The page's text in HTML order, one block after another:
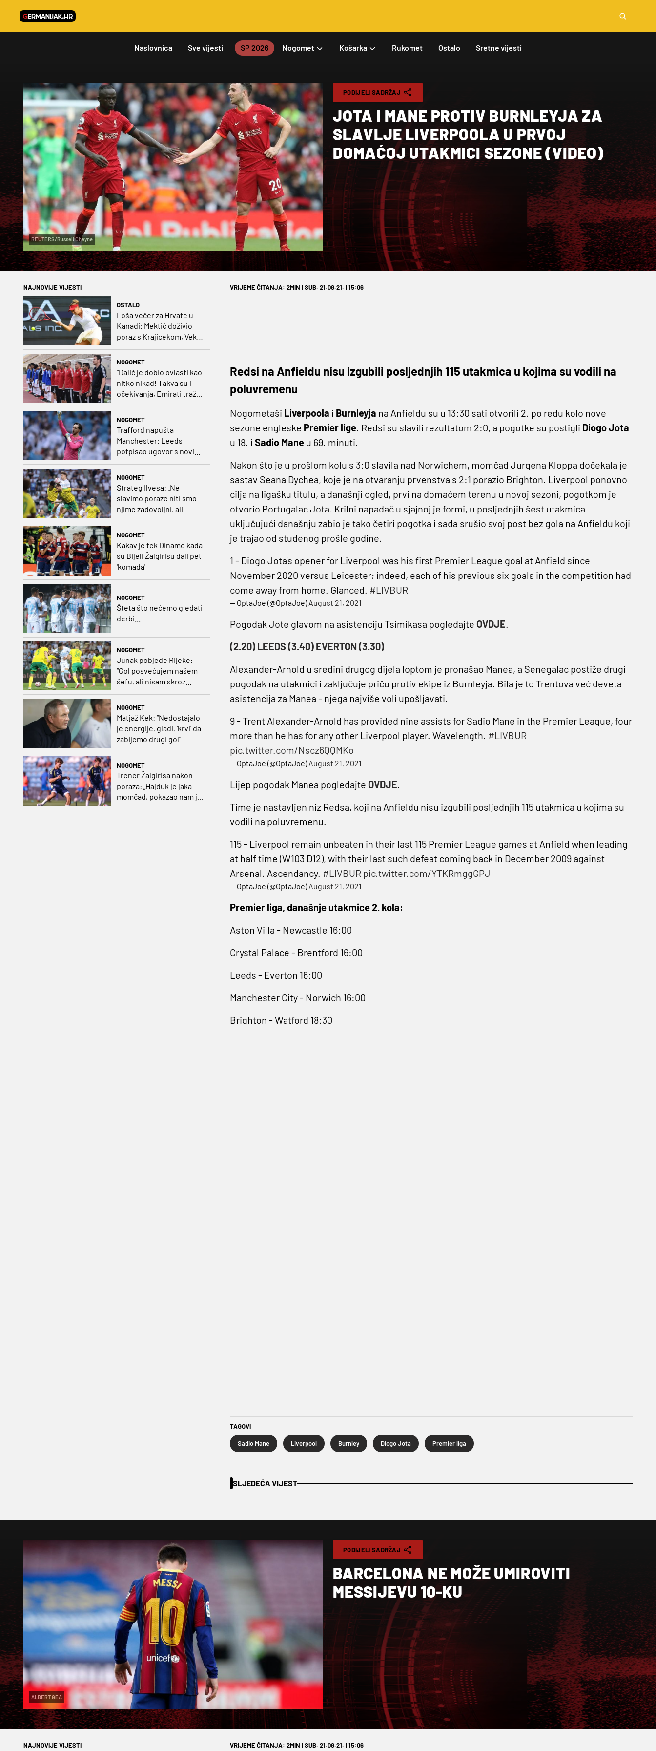
Naslovnica Sve vijesti SP 2026 Nogomet Košarka Rukomet Ostalo Sretne vijesti
REUTERS/Russell Cheyne
PODIJELI SADRŽAJ
JOTA I MANE PROTIV BURNLEYJA ZA
SLAVLJE LIVERPOOLA U PRVOJ
DOMAĆOJ UTAKMICI SEZONE (VIDEO)
NAJNOVIJE VIJESTI
OSTALO
Loša večer za Hrvate u
Kanadi: Mektić doživio
poraz s Krajicekom, Vekić
NOGOMET
“Dalić je dobio ovlasti kao
nitko nikad! Takva su i
očekivanja, Emirati traže
NOGOMET
Trafford napušta
Manchester: Leeds
potpisao ugovor s novim
golmanom i oborio
NOGOMET
Strateg Ilvesa: „Ne
slavimo poraze niti smo
njime zadovoljni, ali
možemo biti ponosni jer
NOGOMET
Kakav je tek Dinamo kada
su Bijeli Žalgirisu dali pet
'komada'
NOGOMET
Šteta što nećemo gledati
derbi...
NOGOMET
Junak pobjede Rijeke:
“Gol posvećujem našem
šefu, ali nisam skroz
zadovoljan, trebali smo
razlike”
NOGOMET
Matjaž Kek: “Nedostajalo
je energije, gladi, ‘krvi’ da
zabijemo drugi gol”
NOGOMET
Trener Žalgirisa nakon
poraza: „Hajduk je jaka
momčad, pokazao nam je
VRIJEME ČITANJA: 2MIN | SUB. 21.08.21. | 15:06
Redsi na Anfieldu nisu izgubili posljednjih 115 utakmica u kojima su vodili na
poluvremenu
Nogometaši Liverpoola i Burnleyja na Anfieldu su u 13:30 sati otvorili 2. po redu kolo nove
sezone engleske Premier lige. Redsi su slavili rezultatom 2:0, a pogotke su postigli Diogo Jota
u 18. i Sadio Maneu 69. minuti.
Nakon što je u prošlom kolu s 3:0 slavila nad Norwichem, momčad Jurgena Kloppa dočekala je
sastav Seana Dychea, koje je na otvaranju prvenstva s 2:1 porazio Brighton. Liverpool ponovno
cilja na ligašku titulu, a današnji ogled, prvi na domaćem terenu u novoj sezoni, pogotkom je
otvorio Portugalac Jota. Krilni napadač u sjajnoj je formi, u posljednjih šest utakmica
uključujući današnju zabio je tako četiri pogotka i sada srušio svoj post bez gola na Anfieldu koji
je trajao od studenog prošle godine.
1 - Diogo Jota's opener for Liverpool was his first Premier League goal at Anfield since
November 2020 versus Leicester; indeed, each of his previous six goals in the competition had
come away from home. Glanced. #LIVBUR
— OptaJoe (@OptaJoe)August 21, 2021
Pogodak Jote glavom na asistenciju Tsimikasa pogledajte OVDJE.
(2.20) LEEDS (3.40) EVERTON (3.30)
Alexander-Arnold u sredini drugog dijela loptom je pronašao Manea, a Senegalac postiže drugi
pogodak na utakmici i zaključuje priču protiv ekipe iz Burnleyja. Bila je to Trentova već deveta
asistencija za Manea - njega najviše voli upošljavati.
9 - Trent Alexander-Arnold has provided nine assists for Sadio Mane in the Premier League, four
more than he has for any other Liverpool player. Wavelength. #LIVBUR
pic.twitter.com/Nscz6QQMKo
— OptaJoe (@OptaJoe)August 21, 2021
Lijep pogodak Manea pogledajte OVDJE.
Time je nastavljen niz Redsa, koji na Anfieldu nisu izgubili posljednjih 115 utakmica u kojima su
vodili na poluvremenu.
115 - Liverpool remain unbeaten in their last 115 Premier League games at Anfield when leading
at half time (W103 D12), with their last such defeat coming back in December 2009 against
Arsenal. Ascendancy. #LIVBUR pic.twitter.com/YTKRmggGPJ
— OptaJoe (@OptaJoe)August 21, 2021
Premier liga, današnje utakmice 2. kola:
Aston Villa - Newcastle 16:00
Crystal Palace - Brentford 16:00
Leeds - Everton 16:00
Manchester City - Norwich 16:00
Brighton - Watford 18:30
TAGOVI
Sadio Mane Liverpool Burnley Diogo Jota Premier liga
SLJEDEĆA VIJEST
ALBERT GEA
PODIJELI SADRŽAJ
BARCELONA NE MOŽE UMIROVITI
MESSIJEVU 10-KU
NAJNOVIJE VIJESTI VRIJEME ČITANJA: 2MIN | SUB. 21.08.21. | 15:06